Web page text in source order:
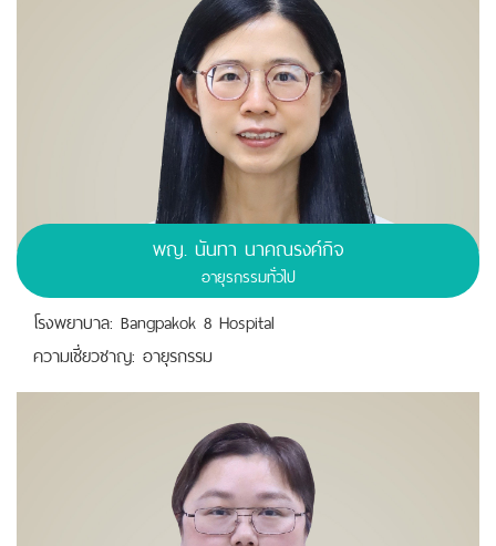
พญ. นันทา นาคณรงค์กิจ
อายุรกรรมทั่วไป
โรงพยาบาล: Bangpakok 8 Hospital
ความเชี่ยวชาญ: อายุรกรรม